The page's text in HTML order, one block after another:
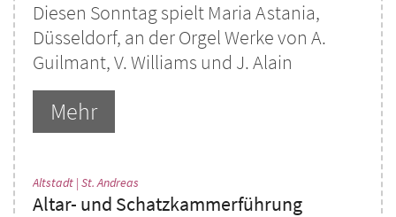
Diesen Sonntag spielt Maria Astania,
Düsseldorf, an der Orgel Werke von A.
Guilmant, V. Williams und J. Alain
Mehr
Altstadt | St. Andreas
Altar- und Schatzkammerführung